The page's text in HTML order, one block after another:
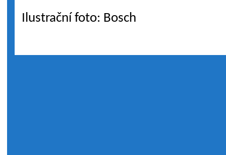
Ilustrační foto: Bosch